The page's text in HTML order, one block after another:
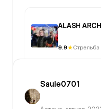
ALASH
9.9 Стрельба
Saule0701